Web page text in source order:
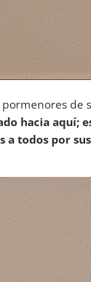
de
hacia aquí;
a todos por